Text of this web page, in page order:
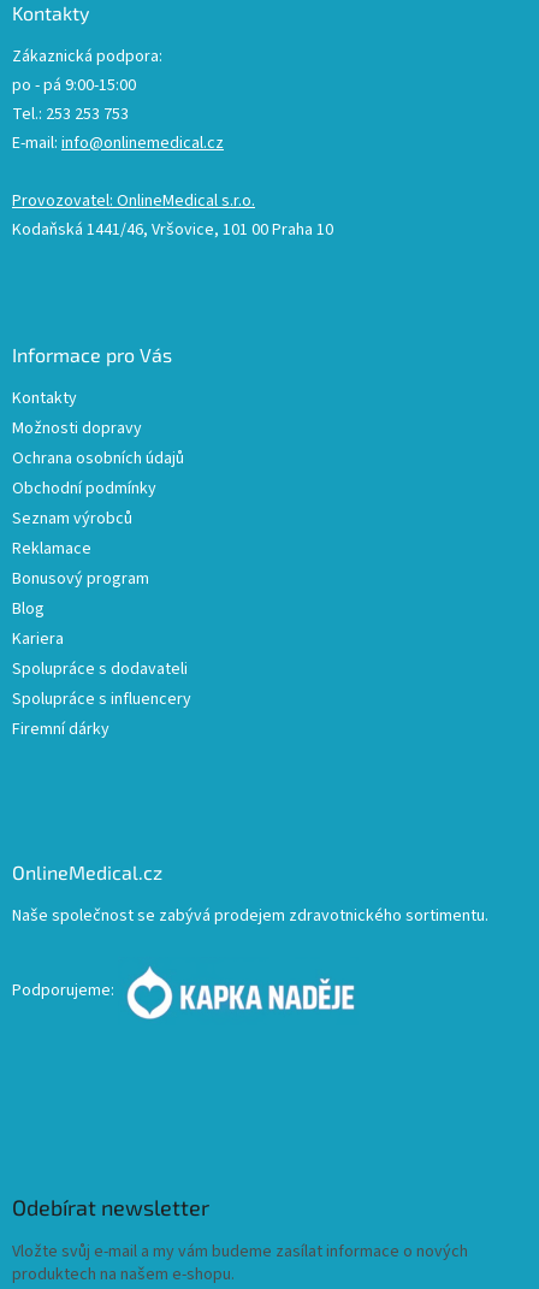
Kontakty
Zákaznická podpora:
po - pá 9:00-15:00
Tel.: 253 253 753
E-mail: info@onlinemedical.cz
Provozovatel: OnlineMedical s.r.o.
Kodaňská 1441/46, Vršovice, 101 00 Praha 10
Informace pro Vás
Kontakty
Možnosti dopravy
Ochrana osobních údajů
Obchodní podmínky
Seznam výrobců
Reklamace
Bonusový program
Blog
Kariera
Spolupráce s dodavateli
Spolupráce s influencery
Firemní dárky
OnlineMedical.cz
Naše společnost se zabývá prodejem zdravotnického sortimentu.
Podporujeme:
Odebírat newsletter
Vložte svůj e-mail a my vám budeme zasílat informace o nových
produktech na našem e-shopu.